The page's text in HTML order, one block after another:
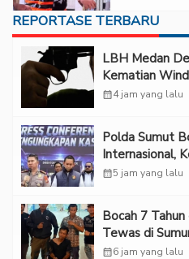
REPORTASE TERBARU
LBH Medan
Kematian
calendar_month4 jam yang lalu
Polda Sumut
Internasional,
calendar_month5 jam yang lalu
Bocah 7
Tewas di
Kekerasan
calendar_month6 jam yang lalu